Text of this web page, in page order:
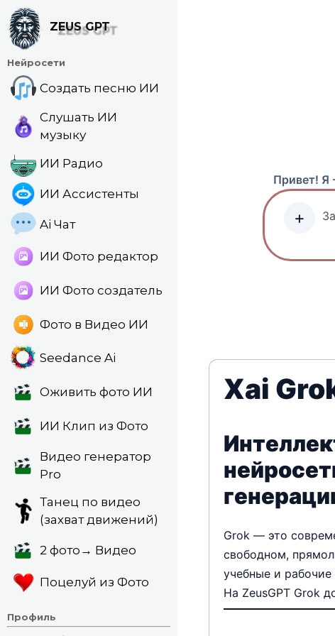
Перейти
содержанию
Привет! Я
+
Xai
Grok — это
свободном,
учебные и рабочие
На ZeusGPT Grok
ZEUS GPT
Нейросети
Создать песню ИИ
Слушать ИИ
музыку
ИИ Радио
ИИ Ассистенты
Ai Чат
ИИ Фото редактор
ИИ Фото создатель
Фото в Видео ИИ
Seedance Ai
Оживить фото ИИ
ИИ Клип из Фото
Видео генератор
Pro
Танец по видео
(захват движений)
2 фото→ Видео
Поцелуй из Фото
Профиль